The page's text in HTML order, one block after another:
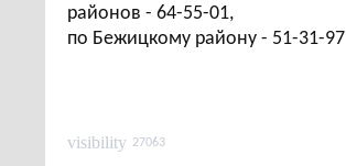
районов - 64-55-01,
по Бежицкому району - 51-31-97
visibility 27063